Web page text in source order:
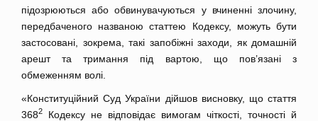
підозрюються або обвинувачуються у вчиненні злочину,
передбаченого названою статтею Кодексу, можуть бути
застосовані, зокрема, такі запобіжні заходи, як домашній
арешт та тримання під вартою, що пов’язані з
обмеженням волі.
«Конституційний Суд України дійшов висновку, що стаття
3682
Кодексу не відповідає вимогам чіткості, точності й